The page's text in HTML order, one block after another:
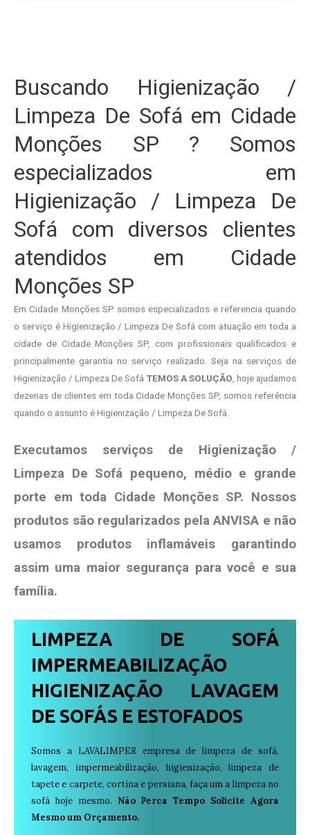
Buscando Higienização /
Limpeza De Sofá em Cidade
Monções SP ? Somos
especializados em
Higienização / Limpeza De
Sofá com diversos clientes
atendidos em Cidade
Monções SP
Em Cidade Monções SP somos especializados e referencia quando
o serviço é Higienização / Limpeza De Sofá com atuação em toda a
cidade de Cidade Monções SP, com profissionais qualificados e
principalmente garantia no serviço realizado. Seja na serviços de
Higienização / Limpeza De Sofá TEMOS A SOLUÇÃO , hoje ajudamos
dezenas de clientes em toda Cidade Monções SP, somos referência
quando o assunto é Higienização / Limpeza De Sofá.
Executamos serviços de Higienização /
Limpeza De Sofá pequeno, médio e grande
porte em toda Cidade Monções SP. Nossos
produtos são regularizados pela ANVISA e não
usamos produtos inflamáveis garantindo
assim uma maior segurança para você e sua
família.
LIMPEZA DE SOFÁ
IMPERMEABILIZAÇÃO
HIGIENIZAÇÃO LAVAGEM
DE SOFÁS E ESTOFADOS
Somos a LAVALIMPER empresa de limpeza de sofá,
lavagem, impermeabilização, higienização, limpeza de
tapete e carpete, cortina e persiana, faça um a limpeza no
sofá hoje mesmo. Não Perca Tempo Solicite Agora
Mesmo um Orçamento.